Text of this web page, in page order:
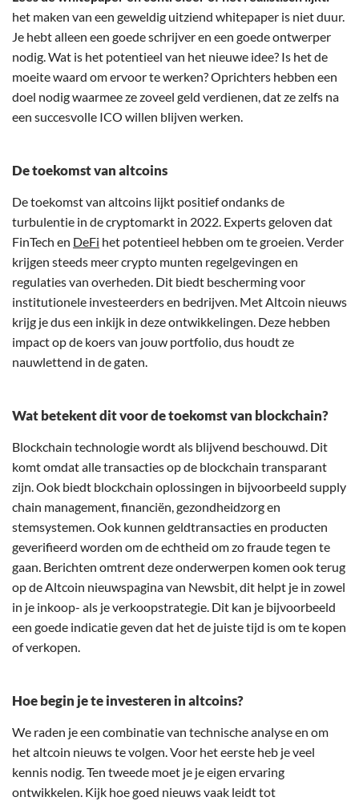
het maken van een geweldig uitziend whitepaper is niet duur.
Je hebt alleen een goede schrijver en een goede ontwerper
nodig. Wat is het potentieel van het nieuwe idee? Is het de
moeite waard om ervoor te werken? Oprichters hebben een
doel nodig waarmee ze zoveel geld verdienen, dat ze zelfs na
een succesvolle ICO willen blijven werken.
De toekomst van altcoins
De toekomst van altcoins lijkt positief ondanks de
turbulentie in de cryptomarkt in 2022. Experts geloven dat
FinTech en DeFi het potentieel hebben om te groeien. Verder
krijgen steeds meer crypto munten regelgevingen en
regulaties van overheden. Dit biedt bescherming voor
institutionele investeerders en bedrijven. Met Altcoin nieuws
krijg je dus een inkijk in deze ontwikkelingen. Deze hebben
impact op de koers van jouw portfolio, dus houdt ze
nauwlettend in de gaten.
Wat betekent dit voor de toekomst van blockchain?
Blockchain technologie wordt als blijvend beschouwd. Dit
komt omdat alle transacties op de blockchain transparant
zijn. Ook biedt blockchain oplossingen in bijvoorbeeld supply
chain management, financiën, gezondheidzorg en
stemsystemen. Ook kunnen geldtransacties en producten
geverifieerd worden om de echtheid om zo fraude tegen te
gaan. Berichten omtrent deze onderwerpen komen ook terug
op de Altcoin nieuwspagina van Newsbit, dit helpt je in zowel
in je inkoop- als je verkoopstrategie. Dit kan je bijvoorbeeld
een goede indicatie geven dat het de juiste tijd is om te kopen
of verkopen.
Hoe begin je te investeren in altcoins?
We raden je een combinatie van technische analyse en om
het altcoin nieuws te volgen. Voor het eerste heb je veel
kennis nodig. Ten tweede moet je je eigen ervaring
ontwikkelen. Kijk hoe goed nieuws vaak leidt tot